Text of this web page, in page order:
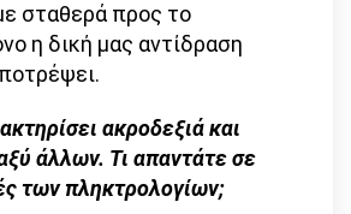
σταθερά προς το
η δική μας αντίδραση
ακροδεξιά και
άλλων. Τι απαντάτε σε
των πληκτρολογίων;